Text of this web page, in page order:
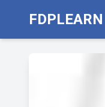
FDPLEARN